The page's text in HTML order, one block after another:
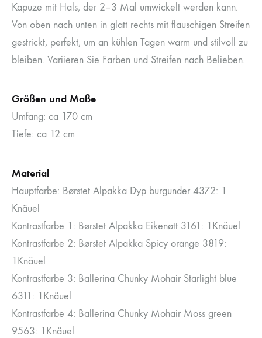
Kapuze mit Hals, der 2–3 Mal umwickelt werden kann.
Von oben nach unten in glatt rechts mit flauschigen Streifen
gestrickt, perfekt, um an kühlen Tagen warm und stilvoll zu
bleiben. Variieren Sie Farben und Streifen nach Belieben.
Größen und Maße
Umfang: ca 170 cm
Tiefe: ca 12 cm
Material
Hauptfarbe: Børstet Alpakka Dyp burgunder 4372: 1
Knäuel
Kontrastfarbe 1: Børstet Alpakka Eikenøtt 3161: 1Knäuel
Kontrastfarbe 2: Børstet Alpakka Spicy orange 3819:
1Knäuel
Kontrastfarbe 3: Ballerina Chunky Mohair Starlight blue
6311: 1Knäuel
Kontrastfarbe 4: Ballerina Chunky Mohair Moss green
9563: 1Knäuel